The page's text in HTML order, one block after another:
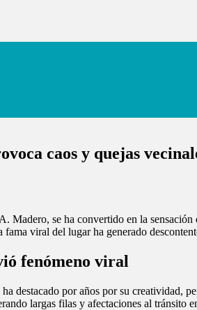
caos y quejas
Madero, se ha convertido en la
viral del lugar ha generado
fenómeno viral
destacado por años por su creatividad,
largas filas y afectaciones al tránsito